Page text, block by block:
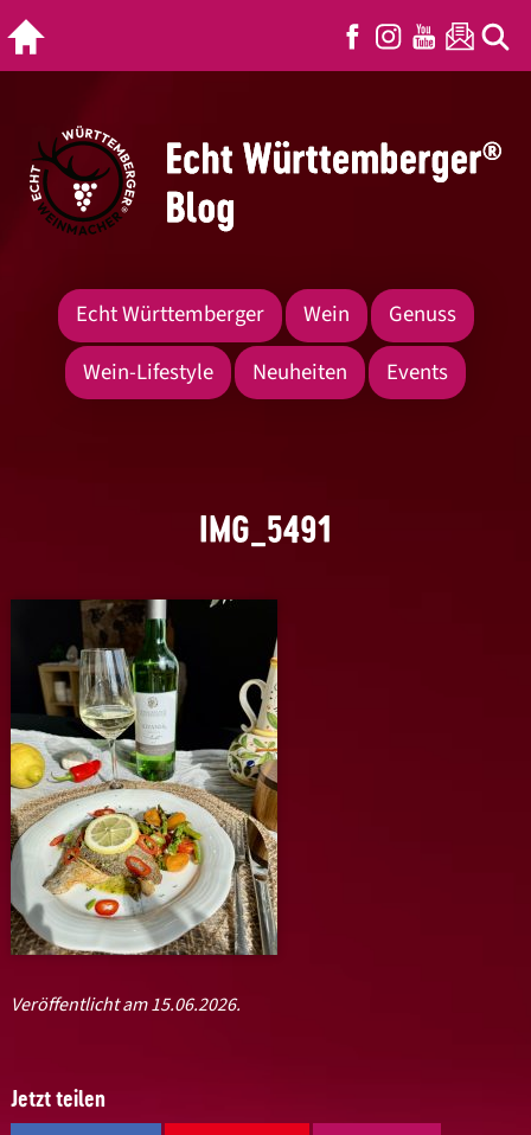
Echt Württemberger Wein
Genuss
Wein-Lifestyle
Neuheiten Events
IMG_5491
Veröffentlicht am 15.06.2026.
Jetzt teilen